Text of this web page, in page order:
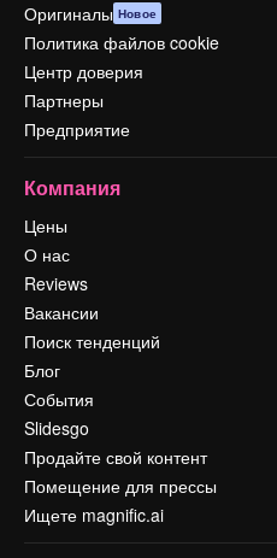
Оригиналы Новое
Политика файлов cookie
Центр доверия
Партнеры
Предприятие
Компания
Цены
О нас
Reviews
Вакансии
Поиск тенденций
Блог
События
Slidesgo
Продайте свой контент
Помещение для прессы
Ищете magnific.ai